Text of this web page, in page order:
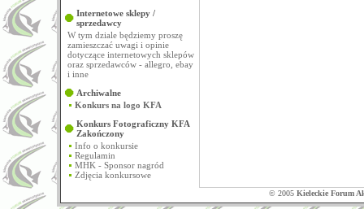
Internetowe sklepy /
sprzedawcy
W tym dziale będziemy proszę
zamieszczać uwagi i opinie
dotyczące internetowych sklepów
oraz sprzedawców - allegro, ebay
i inne
Archiwalne
Konkurs na logo KFA
Konkurs Fotograficzny KFA
Zakończony
Info o konkursie
Regulamin
MHK - Sponsor nagród
Zdjęcia konkursowe
© 2005 Kieleckie Forum